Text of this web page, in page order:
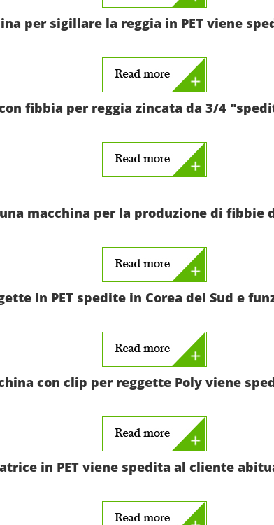
per sigillare la reggia in PET viene
fibbia per reggia zincata da 3/4
macchina per la produzione di fibbie
in PET spedite in Corea del Sud e
con clip per reggette Poly viene
in PET viene spedita al cliente